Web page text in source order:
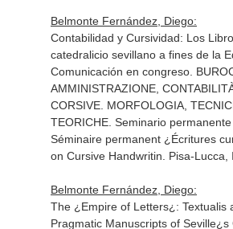
Belmonte Fernández, Diego:
Contabilidad y Cursividad: Los
catedralicio sevillano a fines de la
Comunicación en congreso.
AMMINISTRAZIONE,
CORSIVE. MORFOLOGIA,
TEORICHE. Seminario
Séminaire permanent ¿Écritures
on Cursive Handwritin. Pisa-Lucca,
Belmonte Fernández, Diego:
The ¿Empire of Letters¿: Textualis
Pragmatic Manuscripts of Seville¿s